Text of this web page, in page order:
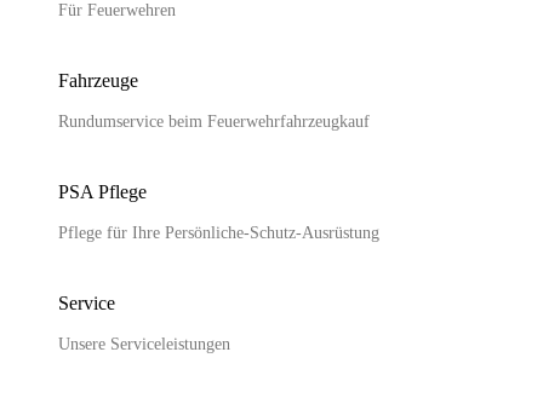
Für Feuerwehren
Fahrzeuge
Rundumservice beim Feuerwehrfahrzeugkauf
PSA Pflege
Pflege für Ihre Persönliche-Schutz-Ausrüstung
Service
Unsere Serviceleistungen